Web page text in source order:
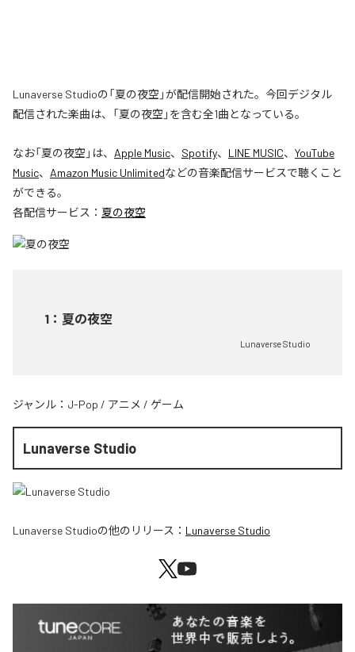
Lunaverse Studioの「夏の夜空」が配信開始された。今回デジタル
配信された楽曲は、「夏の夜空」を含む全1曲となっている。
なお「夏の夜空 」は、 Apple Music、 Spotify、 LINE MUSIC、 YouTube
Music、 Amazon Music Unlimitedなどの音楽配信サービスで聴くこと
ができる。
各配信サービス： 夏の夜空
1 ： 夏の夜空
Lunaverse Studio
ジャンル： J-Pop / アニメ / ゲーム
Lunaverse Studio
Lunaverse Studioの他のリリース： Lunaverse Studio